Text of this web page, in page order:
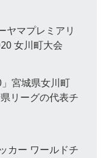
ヤマプレミアリ
女川町大会
宮城県女川町
リーグの代表チ
カー ワールドチ